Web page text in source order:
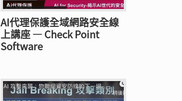
AI代理保護全域網路安全線
上講座 — Check Point
Software